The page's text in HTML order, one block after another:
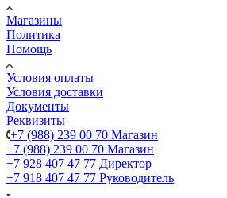
Магазины
Политика
Помощь
Условия оплаты
Условия доставки
Документы
Реквизиты
+7 (988) 239 00 70 Магазин
+7 (988) 239 00 70 Магазин
+7 928 407 47 77 Директор
+7 918 407 47 77 Руководитель